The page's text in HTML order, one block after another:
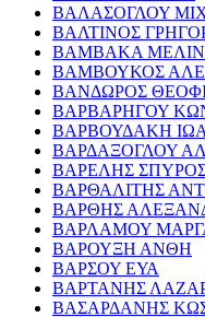
ΒΑΛΑΣΟΓΛΟΥ
ΒΑΛΤΙΝΟΣ
ΒΑΜΒΑΚΑ
ΒΑΜΒΟΥΚΟΣ
ΒΑΝΔΩΡΟΣ
ΒΑΡΒΑΡΗΓΟΥ
ΒΑΡΒΟΥΔΑΚΗ
ΒΑΡΔΑΞΟΓΛΟΥ
ΒΑΡΕΛΗΣ
ΒΑΡΘΑΛΙΤΗΣ
ΒΑΡΘΗΣ
ΒΑΡΛΑΜΟΥ
ΒΑΡΟΥΞΗ ΑΝΘΗ
ΒΑΡΣΟΥ ΕΥΑ
ΒΑΡΤΑΝΗΣ
ΒΑΣΑΡΔΑΝΗΣ